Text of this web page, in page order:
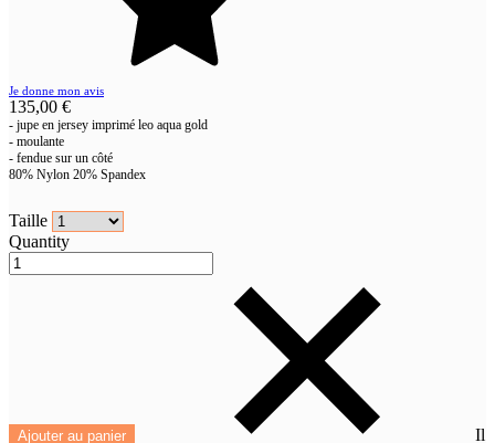
Je donne mon avis
135,00 €
- jupe en jersey imprimé leo aqua gold
- moulante
- fendue sur un côté
80% Nylon 20% Spandex
Taille
Quantity
Ajouter au panier
Il